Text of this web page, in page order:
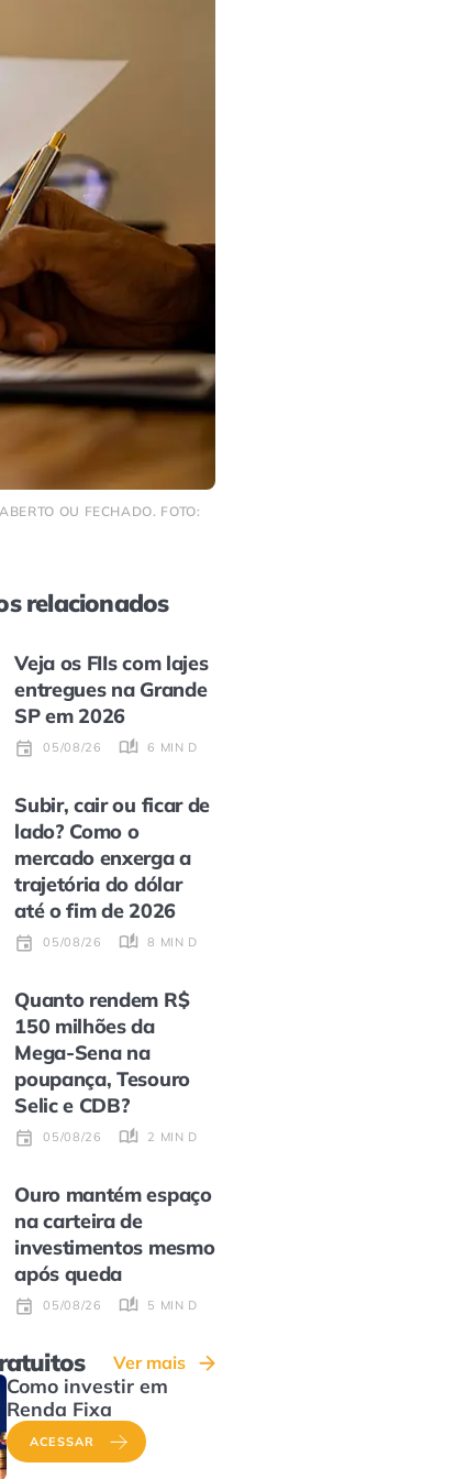
OU FECHADO. FOTO:
relacionados
Veja os FIIs com lajes
entregues na Grande
SP em 2026
05/08/26 6 MIN DE LEITURA
Subir, cair ou ficar de
lado? Como o
mercado enxerga a
trajetória do dólar
até o fim de 2026
05/08/26 8 MIN DE LEITURA
Quanto rendem R$
150 milhões da
Mega-Sena na
poupança, Tesouro
Selic e CDB?
05/08/26 2 MIN DE LEITURA
Ouro mantém espaço
na carteira de
investimentos mesmo
após queda
05/08/26 5 MIN DE LEITURA
Ver mais
Como investir em
Renda Fixa
ACESSAR